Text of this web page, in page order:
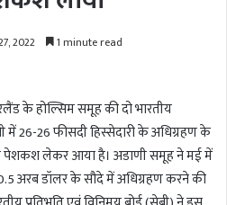
2022 1 minute read
के होल्सिम समूह की दो भारतीय
26-26 फीसदी हिस्सेदारी के अधिग्रहण के
पेशकश लेकर आया है। अडाणी समूह ने मई में
अरब डॉलर के सौदे में अधिग्रहण करने की